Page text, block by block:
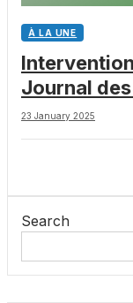
À LA UNE
Journal
23 January 2025
Search